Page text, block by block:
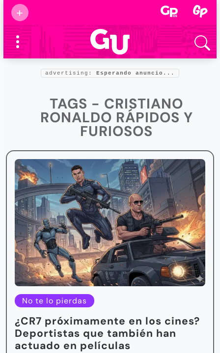
+
Supermamás
2025
Marcas de
confianza
Foro salud
advertising: Esperando anuncio...
TAGS - CRISTIANO
RONALDO RÁPIDOS Y
FURIOSOS
No te lo pierdas
¿CR7 próximamente en los cines?
Deportistas que también han
actuado en películas